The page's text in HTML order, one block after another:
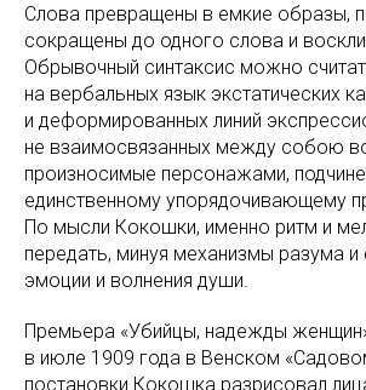
Слова превращены в емкие образы,
сокращены до одного слова и
Обрывочный синтаксис можно
на вербальных язык экстатических
и деформированных линий
не взаимосвязанных между собою
произносимые персонажами,
единственному упорядочивающему
По мысли Кокошки, именно ритм и
передать, минуя механизмы разума и
эмоции и волнения души.
Премьера «Убийцы, надежды
в июле 1909 года в Венском
постановки Кокошка разрисовал